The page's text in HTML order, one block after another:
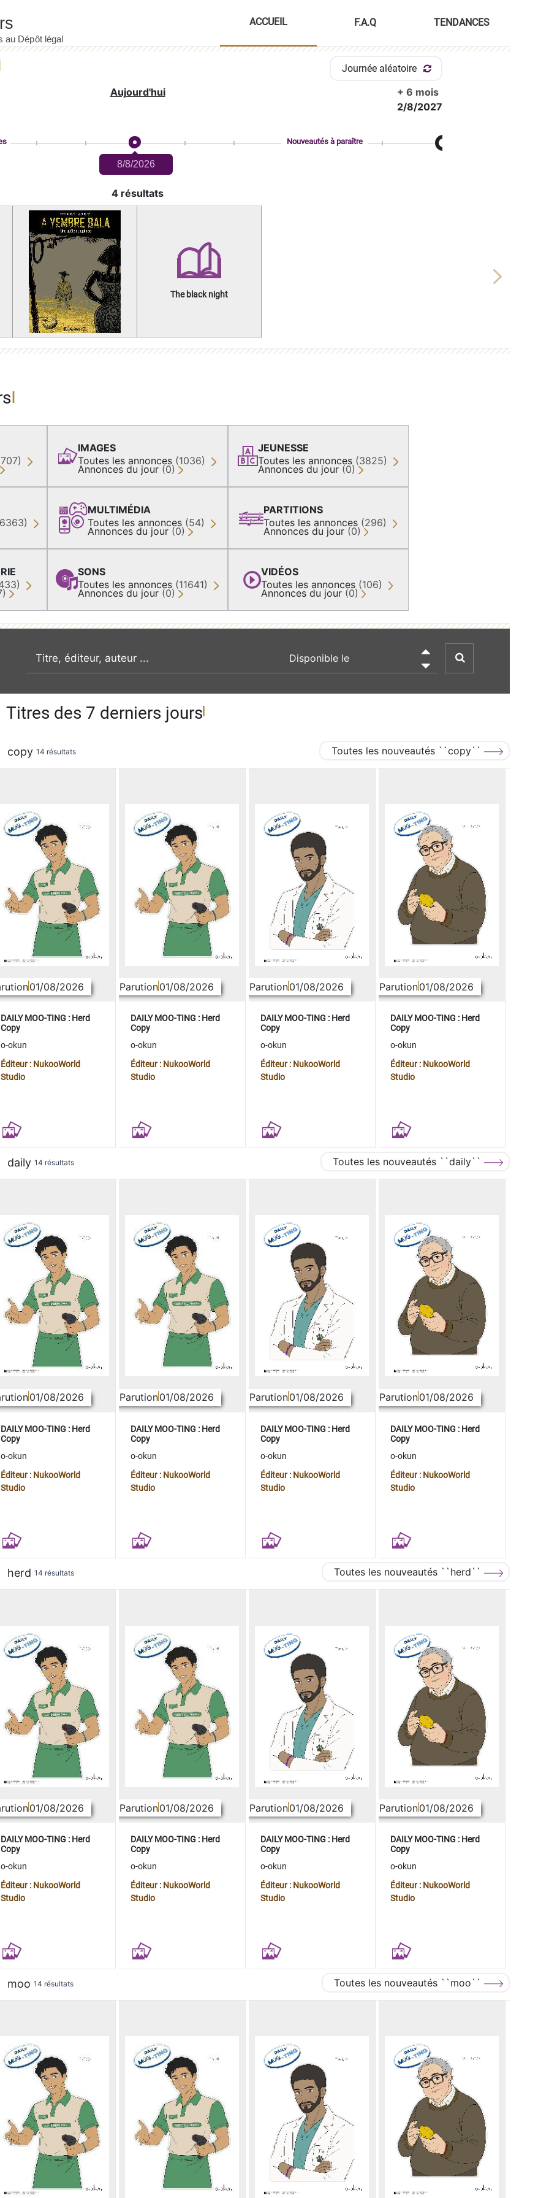
ACCUEIL F.A.Q TENDANCES
Journée aléatoire
Aujourd'hui
+ 6 mois
2/8/2027
8/8/2026
Nouveautés à paraître
4 résultats
The black night
Next
IMAGES
Toutes les annonces (1036)
Annonces du jour (0)
MULTIMÉDIA
Toutes les annonces (54)
Annonces du jour (0)
SONS
Toutes les annonces (11641)
Annonces du jour (0)
JEUNESSE
Toutes les annonces (3825)
Annonces du jour (0)
PARTITIONS
Toutes les annonces (296)
Annonces du jour (0)
VIDÉOS
Toutes les annonces (106)
Annonces du jour (0)
recherche par mot clé

Titres des 7 derniers jours
copy 14 résultats Toutes les nouveautés ``copy``
01/08/2026
DAILY MOO-TING : Herd
Copy
o-okun
Éditeur : NukooWorld
Studio
Parution01/08/2026
DAILY MOO-TING : Herd
Copy
o-okun
Éditeur : NukooWorld
Studio
Parution01/08/2026
DAILY MOO-TING : Herd
Copy
o-okun
Éditeur : NukooWorld
Studio
Parution01/08/2026
DAILY MOO-TING : Herd
Copy
o-okun
Éditeur : NukooWorld
Studio
daily 14 résultats Toutes les nouveautés ``daily``
01/08/2026
DAILY MOO-TING : Herd
Copy
o-okun
Éditeur : NukooWorld
Studio
Parution01/08/2026
DAILY MOO-TING : Herd
Copy
o-okun
Éditeur : NukooWorld
Studio
Parution01/08/2026
DAILY MOO-TING : Herd
Copy
o-okun
Éditeur : NukooWorld
Studio
Parution01/08/2026
DAILY MOO-TING : Herd
Copy
o-okun
Éditeur : NukooWorld
Studio
herd 14 résultats Toutes les nouveautés ``herd``
01/08/2026
DAILY MOO-TING : Herd
Copy
o-okun
Éditeur : NukooWorld
Studio
Parution01/08/2026
DAILY MOO-TING : Herd
Copy
o-okun
Éditeur : NukooWorld
Studio
Parution01/08/2026
DAILY MOO-TING : Herd
Copy
o-okun
Éditeur : NukooWorld
Studio
Parution01/08/2026
DAILY MOO-TING : Herd
Copy
o-okun
Éditeur : NukooWorld
Studio
moo 14 résultats Toutes les nouveautés ``moo``